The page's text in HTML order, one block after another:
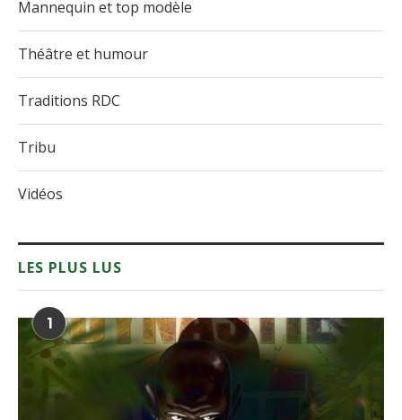
Mannequin et top modèle
Théâtre et humour
Traditions RDC
Tribu
Vidéos
LES PLUS LUS
1